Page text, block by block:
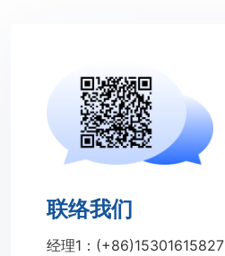
联络我们
经理1：(+86)15301615827